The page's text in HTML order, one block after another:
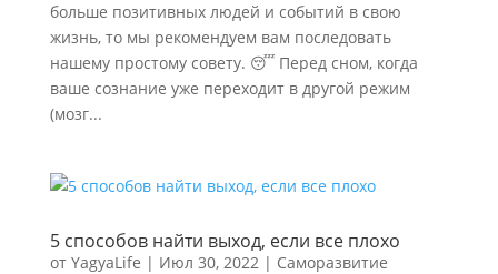
больше позитивных людей и событий в свою
жизнь, то мы рекомендуем вам последовать
нашему простому совету. 😴 Перед сном, когда
ваше сознание уже переходит в другой режим
(мозг...
5 способов найти выход, если все плохо
от YagyaLife | Июл 30, 2022| Саморазвитие